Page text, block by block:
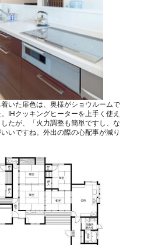
いた扉色は、奥様がショウルームで
IHクッキングヒーターを上手く使え
たが、「火力調整も簡単ですし、な
いですね。外出の際の心配事が減り